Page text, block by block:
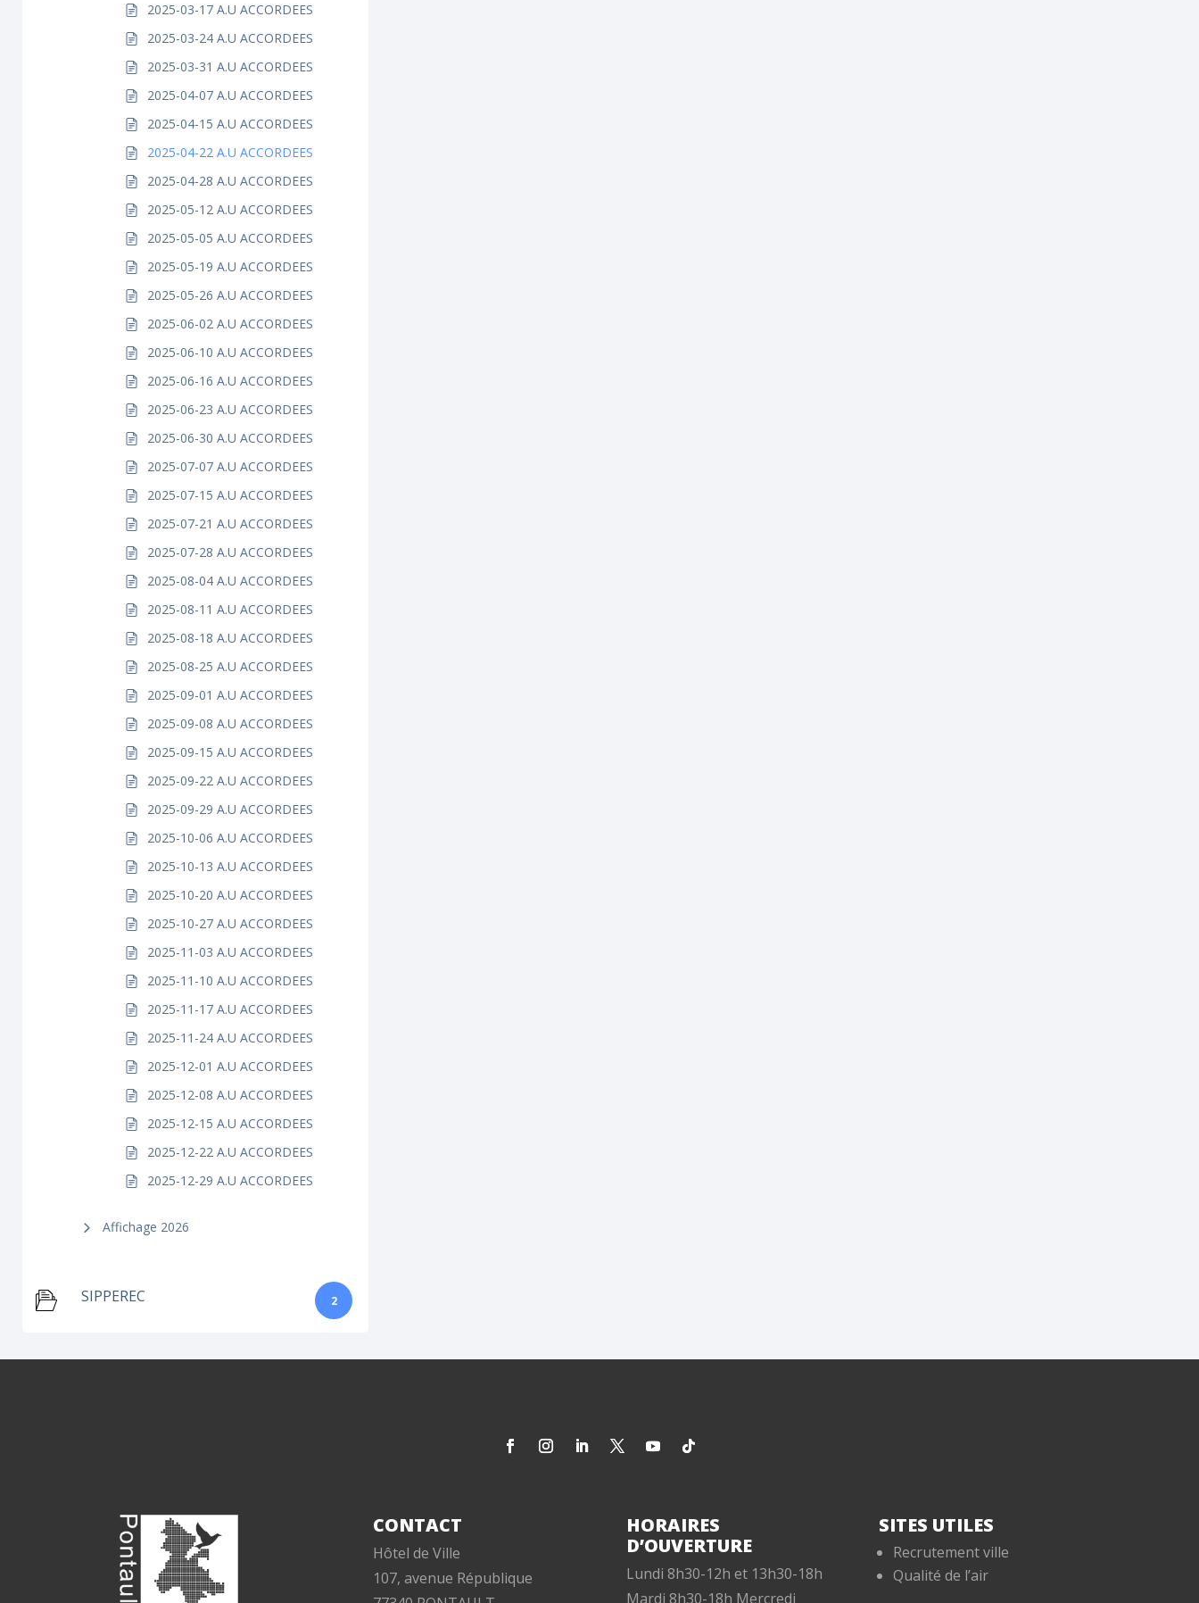
2025-03-17 A.U ACCORDEES
2025-03-24 A.U ACCORDEES
2025-03-31 A.U ACCORDEES
2025-04-07 A.U ACCORDEES
2025-04-15 A.U ACCORDEES
2025-04-22 A.U ACCORDEES
2025-04-28 A.U ACCORDEES
2025-05-12 A.U ACCORDEES
2025-05-05 A.U ACCORDEES
2025-05-19 A.U ACCORDEES
2025-05-26 A.U ACCORDEES
2025-06-02 A.U ACCORDEES
2025-06-10 A.U ACCORDEES
2025-06-16 A.U ACCORDEES
2025-06-23 A.U ACCORDEES
2025-06-30 A.U ACCORDEES
2025-07-07 A.U ACCORDEES
2025-07-15 A.U ACCORDEES
2025-07-21 A.U ACCORDEES
2025-07-28 A.U ACCORDEES
2025-08-04 A.U ACCORDEES
2025-08-11 A.U ACCORDEES
2025-08-18 A.U ACCORDEES
2025-08-25 A.U ACCORDEES
2025-09-01 A.U ACCORDEES
2025-09-08 A.U ACCORDEES
2025-09-15 A.U ACCORDEES
2025-09-22 A.U ACCORDEES
2025-09-29 A.U ACCORDEES
2025-10-06 A.U ACCORDEES
2025-10-13 A.U ACCORDEES
2025-10-20 A.U ACCORDEES
2025-10-27 A.U ACCORDEES
2025-11-03 A.U ACCORDEES
2025-11-10 A.U ACCORDEES
2025-11-17 A.U ACCORDEES
2025-11-24 A.U ACCORDEES
2025-12-01 A.U ACCORDEES
2025-12-08 A.U ACCORDEES
2025-12-15 A.U ACCORDEES
2025-12-22 A.U ACCORDEES
2025-12-29 A.U ACCORDEES
Affichage 2026
SIPPEREC 2
CONTACT
Hôtel de Ville
107, avenue République
HORAIRES
D’OUVERTURE
Lundi 8h30-12h et 13h30-18h
Mardi 8h30-18h Mercredi
SITES UTILES
Recrutement ville
Qualité de l’air